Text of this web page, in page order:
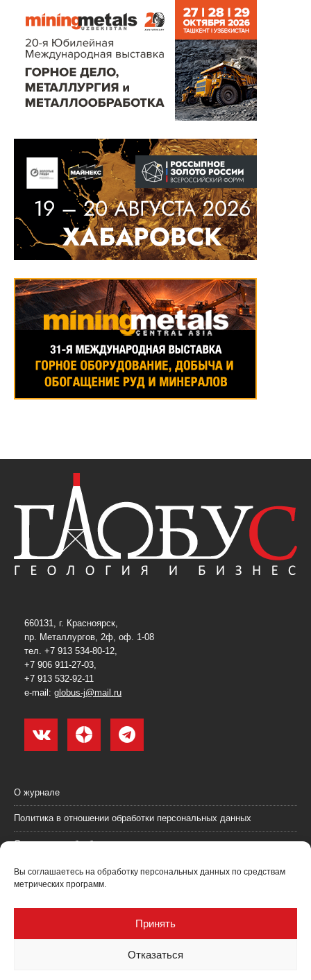
Вы соглашаетесь на обработку персональных данных по средствам
метрических программ.
Принять
Отказаться
660131, г. Красноярск,
пр. Металлургов, 2ф, оф. 1-08
тел. +7 913 534-80-12,
+7 906 911-27-03,
+7 913 532-92-11
e-mail: globus-j@mail.ru
О журнале
Политика в отношении обработки персональных данных
Согласие на обработку персональных данных
Пользовательское соглашение (оферта)